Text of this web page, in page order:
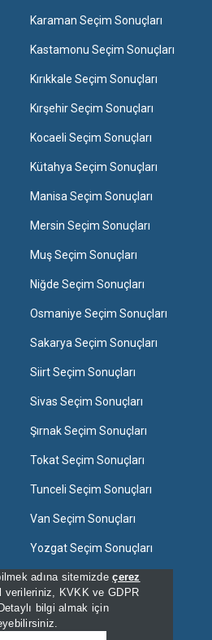
adına sitemizdeçerez
verileriniz, KVKK ve GDPR
bilgi almak için
Karaman Seçim Sonuçları
Kastamonu Seçim Sonuçları
Kırıkkale Seçim Sonuçları
Kırşehir Seçim Sonuçları
Kocaeli Seçim Sonuçları
Kütahya Seçim Sonuçları
Manisa Seçim Sonuçları
Mersin Seçim Sonuçları
Muş Seçim Sonuçları
Niğde Seçim Sonuçları
Osmaniye Seçim Sonuçları
Sakarya Seçim Sonuçları
Siirt Seçim Sonuçları
Sivas Seçim Sonuçları
Şırnak Seçim Sonuçları
Tokat Seçim Sonuçları
Tunceli Seçim Sonuçları
Van Seçim Sonuçları
Yozgat Seçim Sonuçları
- 15:32:08 - 12